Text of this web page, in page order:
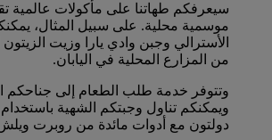
سيعرفكم طهاتنا على مأكولات عالمية
موسمية محلية. على سبيل المثال،
الأسترالي وجبن وادي يارا وزيت
من المزارع المحلية في اليابان.
وتتوفر خدمة طلب الطعام إلى
ويمكنكم تناول وجبتكم الشهية
دولتون مع أدوات مائدة من روبرت